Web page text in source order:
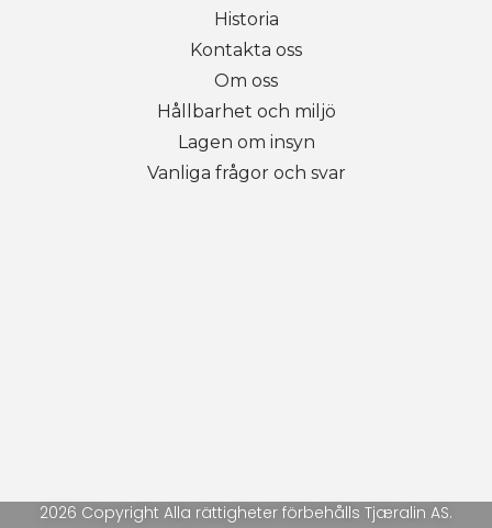
Historia
Kontakta oss
Om oss
Hållbarhet och miljö
Lagen om insyn
Vanliga frågor och svar
2026 Copyright Alla rättigheter förbehålls Tjæralin AS.